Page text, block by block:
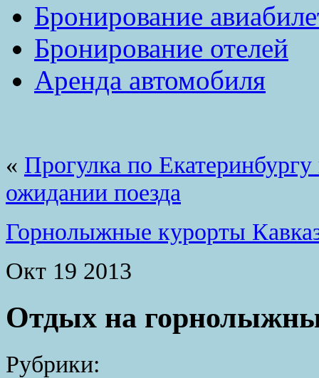
Бронирование
Бронирование отелей
Аренда автомобиля
« Прогулка по
ожидании поезда
Горнолыжные курорты
Окт 19 2013
Отдых на
Рубрики: